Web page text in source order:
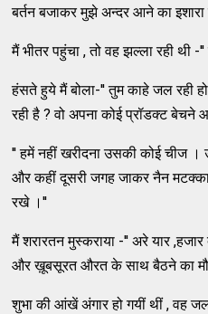
बर्तन बजाकर मुझे अन्दर आने का
मैं भीतर पहुंचा , तो वह झल्ला रही थी
हंसते हुये मैं बोला-'' तुम काहे जल रही हो
रही है ? वो अपना कोई प्रॉडक्ट बेचने
'' हमें नहीं खरीदना उसकी कोई
और कहीं दूसरी जगह जाकर नैन मटक्का
रखे ।''
मैं शरारतन मुस्कराया -'' अरे यार
और ख़ूबसूरत औरत के साथ बैठने का
शुभा की आंखें अंगार हो गयीं थीं , वह